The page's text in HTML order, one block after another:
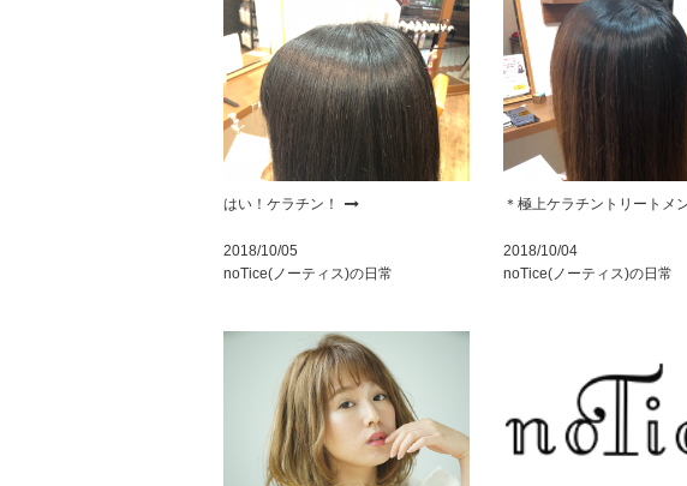
はい！ケラチン！
2018/10/05
noTice(ノーティス)の日常
＊極上ケラチントリートメ
2018/10/04
noTice(ノーティス)の日常